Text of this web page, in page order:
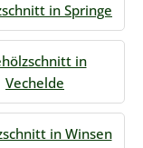
in Springe
in
Vechelde
in Winsen